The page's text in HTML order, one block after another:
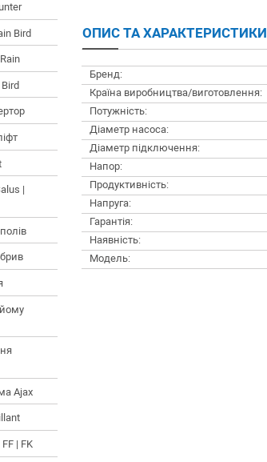
Bird
|
Ajax
| FK
ОПИС ТА ХАРАКТЕРИСТИКИ
Бренд:
Країна виробництва/виготовлення:
Потужність:
Діаметр насоса:
Діаметр підключення:
Напор:
Продуктивність:
Напруга:
Гарантія:
Наявність:
Модель: